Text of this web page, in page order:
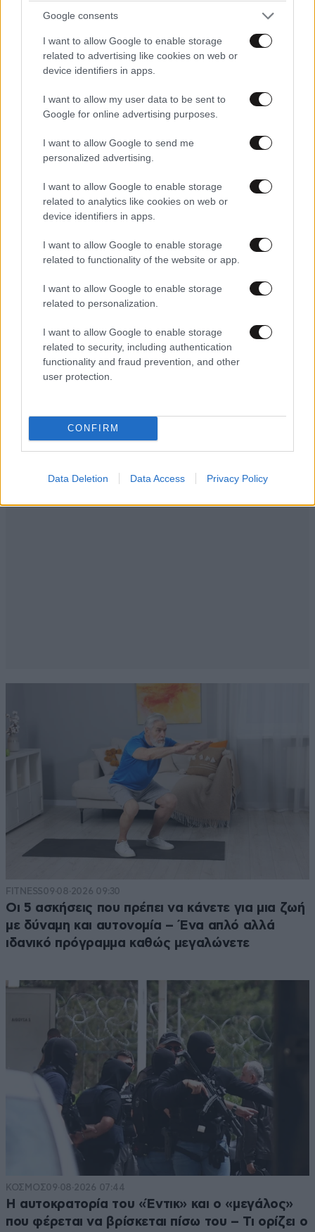
Google consents
I want to allow Google to enable storage
related to advertising like cookies on web or
device identifiers in apps.
I want to allow my user data to be sent to
Google for online advertising purposes.
I want to allow Google to send me
personalized advertising.
I want to allow Google to enable storage
related to analytics like cookies on web or
device identifiers in apps.
I want to allow Google to enable storage
related to functionality of the website or app.
I want to allow Google to enable storage
related to personalization.
I want to allow Google to enable storage
related to security, including authentication
functionality and fraud prevention, and other
user protection.
CONFIRM
Data Deletion Data Access Privacy Policy
LIFESTYLE08·08·2026 19:12
Εριέττα Κούρκουλου – Τα 33α γενέθλια και τα
φιλιά με τον Βύρωνα Βασιλειάδη: «Καμία στιγμή
ευτυχίας δεδομένη»
FITNESS09·08·2026 09:30
Οι 5 ασκήσεις που πρέπει να κάνετε για μια ζωή
με δύναμη και αυτονομία – Ένα απλό αλλά
ιδανικό πρόγραμμα καθώς μεγαλώνετε
ΚΟΣΜΟΣ09·08·2026 07:44
Η αυτοκρατορία του «Έντικ» και ο «μεγάλος»
που φέρεται να βρίσκεται πίσω του – Τι ορίζει ο